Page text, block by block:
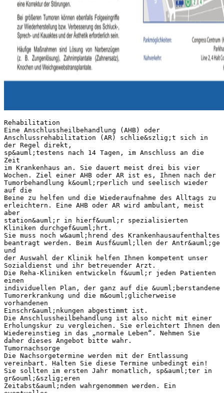
Rehabilitation
Eine Anschlussheilbehandlung (AHB) oder
Anschlussrehabilitation (AR) schlie&szlig;t sich in
der Regel direkt,
sp&auml;testens nach 14 Tagen, im Anschluss an die
Zeit
im Krankenhaus an. Sie dauert meist drei bis vier
Wochen. Ziel einer AHB oder AR ist es, Ihnen nach der
Tumorbehandlung k&ouml;rperlich und seelisch wieder
auf die
Beine zu helfen und die Wiederaufnahme des Alltags zu
erleichtern. Eine AHB oder AR wird ambulant, meist
aber
station&auml;r in hierf&uuml;r spezialisierten
Kliniken durchgef&uuml;hrt.
Sie muss noch w&auml;hrend des Krankenhausaufenthaltes
beantragt werden. Beim Ausf&uuml;llen der Antr&auml;ge
und
der Auswahl der Klinik helfen Ihnen kompetent unser
Sozialdienst und ihr betreuender Arzt.
Die Reha-Kliniken entwickeln f&uuml;r jeden Patienten
einen
individuellen Plan, der ganz auf die &uuml;berstandene
Tumorerkrankung und die m&ouml;glicherweise
vorhandenen
Einschr&auml;nkungen abgestimmt ist.
Die Anschlussheilbehandlung ist also nicht mit einer
Erholungskur zu vergleichen. Sie erleichtert Ihnen den
Wiedereinstieg in das „normale Leben“. Nehmen Sie
daher dieses Angebot bitte wahr.
Tumornachsorge
Die Nachsorgetermine werden mit der Entlassung
vereinbart. Halten Sie diese Termine unbedingt ein!
Sie sollten im ersten Jahr monatlich, sp&auml;ter in
gr&ouml;&szlig;eren
Zeitabst&auml;nden wahrgenommen werden. Ein